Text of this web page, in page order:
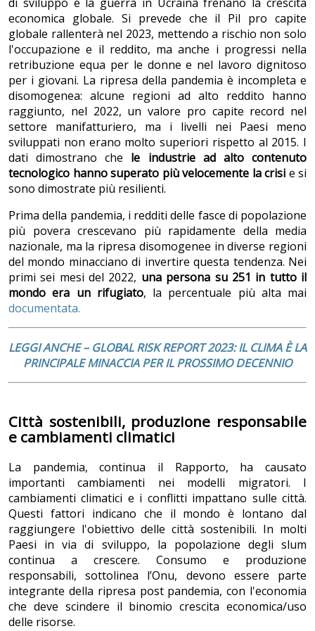
di sviluppo e la guerra in Ucraina frenano la crescita
economica globale. Si prevede che il Pil pro capite
globale rallenterà nel 2023, mettendo a rischio non solo
l'occupazione e il reddito, ma anche i progressi nella
retribuzione equa per le donne e nel lavoro dignitoso
per i giovani. La ripresa della pandemia è incompleta e
disomogenea: alcune regioni ad alto reddito hanno
raggiunto, nel 2022, un valore pro capite record nel
settore manifatturiero, ma i livelli nei Paesi meno
sviluppati non erano molto superiori rispetto al 2015. I
dati dimostrano che le industrie ad alto contenuto
tecnologico hanno superato più velocemente la crisi e si
sono dimostrate più resilienti.
Prima della pandemia, i redditi delle fasce di popolazione
più povera crescevano più rapidamente della media
nazionale, ma la ripresa disomogenee in diverse regioni
del mondo minacciano di invertire questa tendenza. Nei
primi sei mesi del 2022, una persona su 251 in tutto il
mondo era un rifugiato, la percentuale più alta mai
documentata.
LEGGI ANCHE – GLOBAL RISK REPORT 2023: IL CLIMA È LA
PRINCIPALE MINACCIA PER IL PROSSIMO DECENNIO
Città sostenibili, produzione responsabile
e cambiamenti climatici
La pandemia, continua il Rapporto, ha causato
importanti cambiamenti nei modelli migratori. I
cambiamenti climatici e i conflitti impattano sulle città.
Questi fattori indicano che il mondo è lontano dal
raggiungere l'obiettivo delle città sostenibili. In molti
Paesi in via di sviluppo, la popolazione degli slum
continua a crescere. Consumo e produzione
responsabili, sottolinea l’Onu, devono essere parte
integrante della ripresa post pandemia, con l'economia
che deve scindere il binomio crescita economica/uso
delle risorse.